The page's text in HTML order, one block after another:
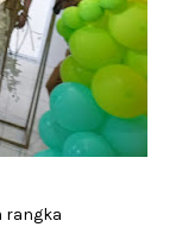
rangka